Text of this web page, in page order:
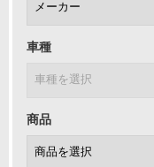
車種
商品